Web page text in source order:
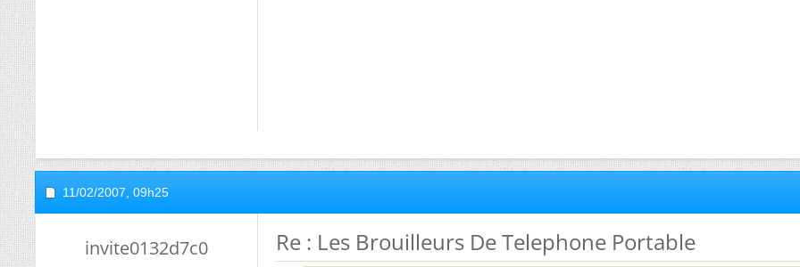
11/02/2007, 09h25
invite0132d7c0 Re : Les Brouilleurs De Telephone Portable